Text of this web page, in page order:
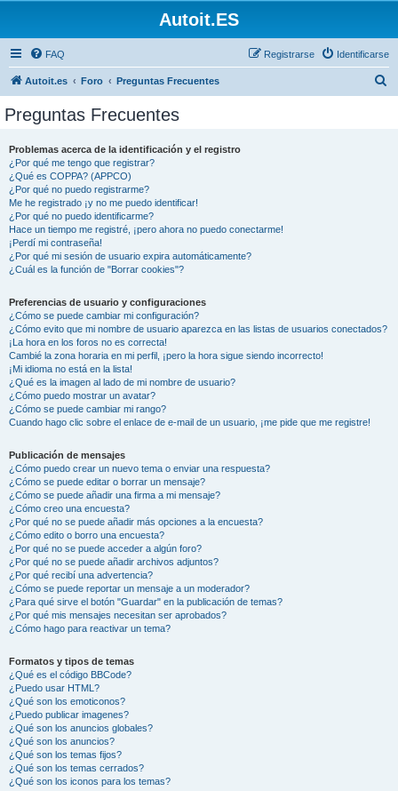
Autoit.ES
FAQ Identificarse
Registrarse
Autoit.es Foro Preguntas Frecuentes
Preguntas Frecuentes
Problemas acerca de la identificación y el registro
¿Por qué me tengo que registrar?
¿Qué es COPPA? (APPCO)
¿Por qué no puedo registrarme?
Me he registrado ¡y no me puedo identificar!
¿Por qué no puedo identificarme?
Hace un tiempo me registré, ¡pero ahora no puedo conectarme!
¡Perdí mi contraseña!
¿Por qué mi sesión de usuario expira automáticamente?
¿Cuál es la función de "Borrar cookies"?
Preferencias de usuario y configuraciones
¿Cómo se puede cambiar mi configuración?
¿Cómo evito que mi nombre de usuario aparezca en las listas de usuarios conectados?
¡La hora en los foros no es correcta!
Cambié la zona horaria en mi perfil, ¡pero la hora sigue siendo incorrecto!
¡Mi idioma no está en la lista!
¿Qué es la imagen al lado de mi nombre de usuario?
¿Cómo puedo mostrar un avatar?
¿Cómo se puede cambiar mi rango?
Cuando hago clic sobre el enlace de e-mail de un usuario, ¡me pide que me registre!
Publicación de mensajes
¿Cómo puedo crear un nuevo tema o enviar una respuesta?
¿Cómo se puede editar o borrar un mensaje?
¿Cómo se puede añadir una firma a mi mensaje?
¿Cómo creo una encuesta?
¿Por qué no se puede añadir más opciones a la encuesta?
¿Cómo edito o borro una encuesta?
¿Por qué no se puede acceder a algún foro?
¿Por qué no se puede añadir archivos adjuntos?
¿Por qué recibí una advertencia?
¿Cómo se puede reportar un mensaje a un moderador?
¿Para qué sirve el botón "Guardar" en la publicación de temas?
¿Por qué mis mensajes necesitan ser aprobados?
¿Cómo hago para reactivar un tema?
Formatos y tipos de temas
¿Qué es el código BBCode?
¿Puedo usar HTML?
¿Qué son los emoticonos?
¿Puedo publicar imagenes?
¿Qué son los anuncios globales?
¿Qué son los anuncios?
¿Qué son los temas fijos?
¿Qué son los temas cerrados?
¿Qué son los iconos para los temas?